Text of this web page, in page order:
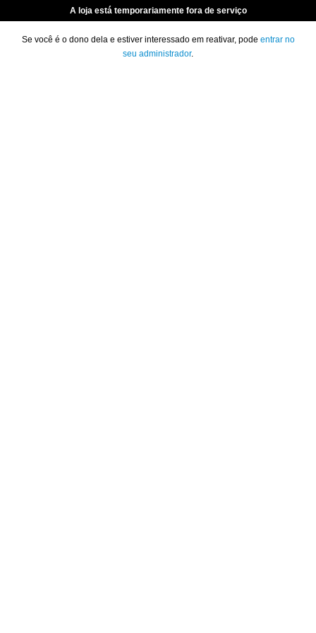
A loja está temporariamente fora de serviço
Se você é o dono dela e estiver interessado em reativar, pode entrar no
seu administrador.